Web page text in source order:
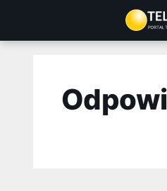
treści